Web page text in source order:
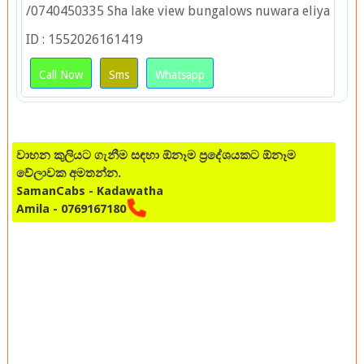
/0740450335 Sha lake view bungalows nuwara eliya
ID : 1552026161419
Call Now Sms Whatsapp
වාහන කුලියට ගැනීම සඳහා ඕනෑම ප්‍රදේශයකට ඕනෑම
වේලාවක අමතන්න.
SamanCabs - Kadawatha
Amila - 0769167180